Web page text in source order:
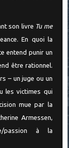
son livre Tu me
En quoi la
entend punir un
être rationnel.
– un juge ou un
les victimes qui
mue par la
Armessen,
passion à la